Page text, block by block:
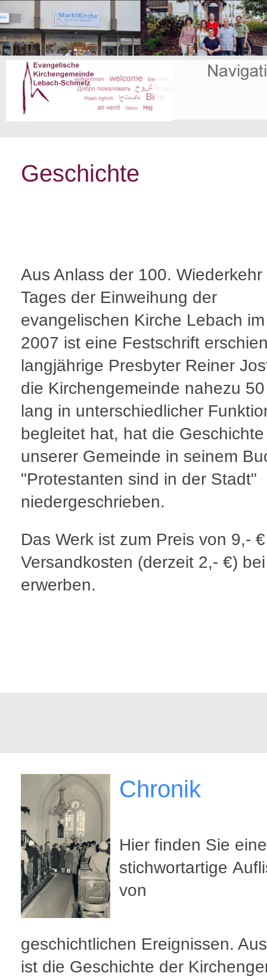
Geschichte
Aus Anlass der 100. Wiederkehr
Tages der Einweihung der
evangelischen Kirche Lebach
2007 ist eine Festschrift
langjährige Presbyter Reiner
die Kirchengemeinde nahezu
lang in unterschiedlicher
begleitet hat, hat die Geschichte
unserer Gemeinde in seinem
"Protestanten sind in der Stadt"
niedergeschrieben.
Das Werk ist zum Preis von 9,-
Versandkosten (derzeit 2,- €)
erwerben.
Chronik
Hier finden Sie eine
stichwortartige
von
geschichtlichen Ereignissen.
ist die Geschichte der